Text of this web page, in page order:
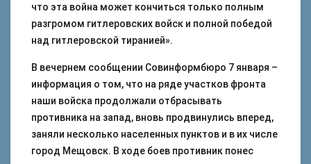
что эта война может кончиться только полным
разгромом гитлеровских войск и полной победой
над гитлеровской тиранией».
В вечернем сообщении Совинформбюро 7 января –
информация о том, что на ряде участков фронта
наши войска продолжали отбрасывать
противника на запад, вновь продвинулись вперед,
заняли несколько населенных пунктов и в их числе
город Мещовск. В ходе боев противник понес